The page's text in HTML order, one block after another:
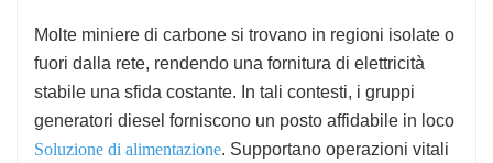
Molte miniere di carbone si trovano in regioni isolate o
fuori dalla rete, rendendo una fornitura di elettricità
stabile una sfida costante. In tali contesti, i gruppi
generatori diesel forniscono un posto affidabile in loco
Soluzione di alimentazione. Supportano operazioni vitali